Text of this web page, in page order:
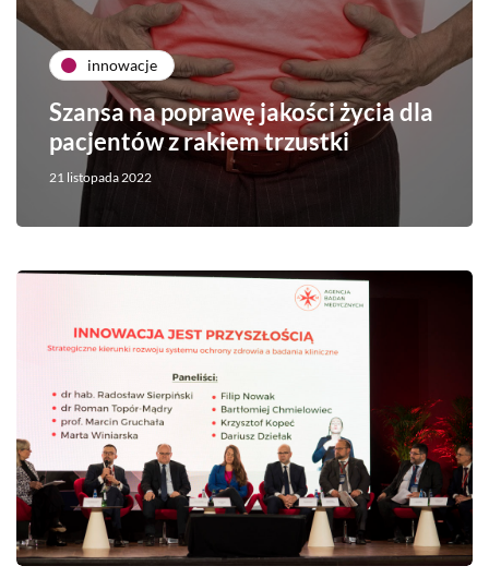
innowacje
Szansa na poprawę jakości życia dla
pacjentów z rakiem trzustki
21 listopada 2022